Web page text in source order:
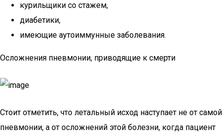
курильщики со стажем,
диабетики,
имеющие аутоиммунные заболевания.
Осложнения пневмонии, приводящие к смерти
Стоит отметить, что летальный исход наступает не от самой
пневмонии, а от осложнений этой болезни, когда пациент